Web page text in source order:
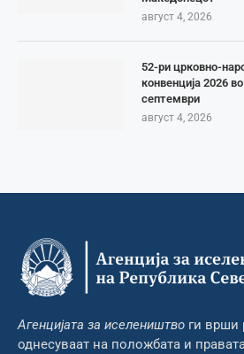
август 4, 2026
52-ри црковно-
конвенција 2026
септември
август 4, 2026
Агенцијата за иселеништво ги врши
однесуваат на положбата и